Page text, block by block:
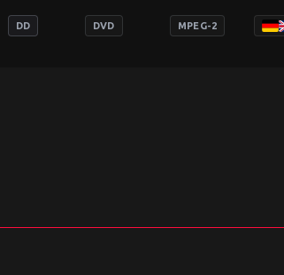
DD DVD MPEG-2